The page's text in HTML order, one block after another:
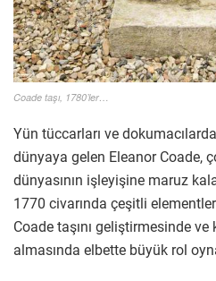
Coade taşı, 1780’ler…
Yün tüccarları ve
dünyaya gelen Eleanor Coade,
dünyasının işleyişine maruz
1770 civarında çeşitli
Coade taşını geliştirmesinde
almasında elbette büyük rol